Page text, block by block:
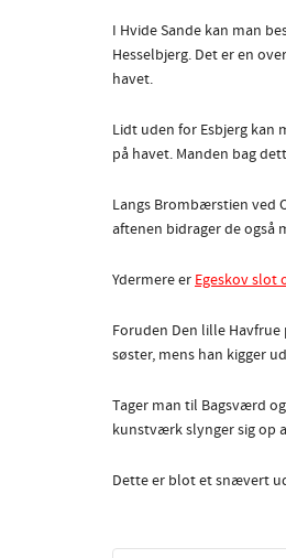
I Hvide Sande kan man
Hesselbjerg. Det er en
havet.
Lidt uden for Esbjerg kan
på havet. Manden bag
Langs Brombærstien ved
aftenen bidrager de også
Ydermere er Egeskov slot
Foruden Den lille
søster, mens han kigger
Tager man til Bagsværd
kunstværk slynger sig op
Dette er blot et snævert